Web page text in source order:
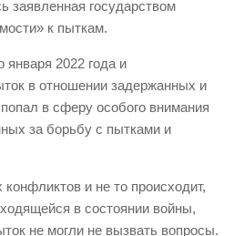
заявленная государством
к пыткам.
января 2022 года и
в отношении задержанных и
в сферу особого внимания
за борьбу с пытками и
и не то происходит,
в состоянии войны,
не могли не вызвать вопросы.